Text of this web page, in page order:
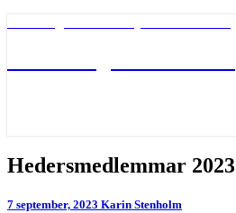
Hedersmedlemmar
2023
Hedersmedlemmar 2023
7 september, 2023 Karin Stenholm